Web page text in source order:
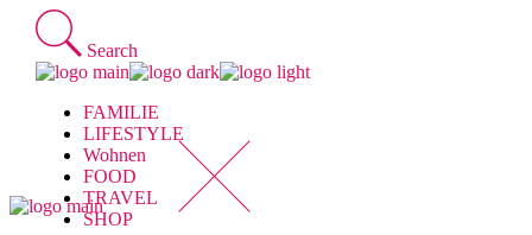
Skip
content
Search
FAMILIE
LIFESTYLE
Wohnen
FOOD
TRAVEL
SHOP